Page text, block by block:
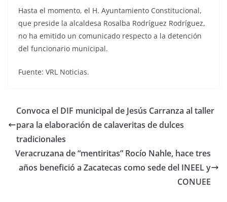
Hasta el momento, el H. Ayuntamiento Constitucional,
que preside la alcaldesa Rosalba Rodríguez Rodríguez,
no ha emitido un comunicado respecto a la detención
del funcionario municipal.
Fuente: VRL Noticias.
Convoca el DIF municipal de Jesús Carranza al taller
para la elaboración de calaveritas de dulces
tradicionales
Veracruzana de “mentiritas” Rocío Nahle, hace tres
años benefició a Zacatecas como sede del INEEL y
CONUEE